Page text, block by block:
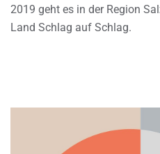
2019 geht es in der Region
Land Schlag auf Schlag.